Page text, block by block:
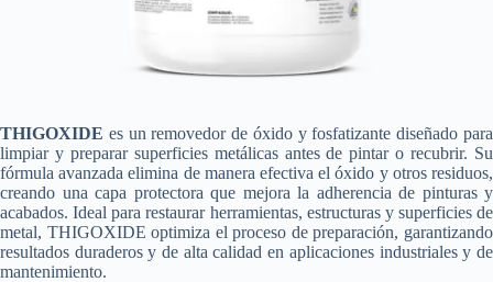
THIGOXIDE es un removedor de óxido y fosfatizante diseñado para
limpiar y preparar superficies metálicas antes de pintar o recubrir. Su
fórmula avanzada elimina de manera efectiva el óxido y otros residuos,
creando una capa protectora que mejora la adherencia de pinturas y
acabados. Ideal para restaurar herramientas, estructuras y superficies de
metal, THIGOXIDE optimiza el proceso de preparación, garantizando
resultados duraderos y de alta calidad en aplicaciones industriales y de
mantenimiento.